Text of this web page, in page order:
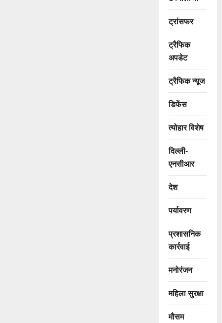
ट्रांसफर
ट्रैफिक
अपडेट
ट्रैफिक न्यूज
डिफेंस
त्योहार विशेष
दिल्ली-
एनसीआर
देश
पर्यावरण
प्रशासनिक
कार्रवाई
मनोरंजन
महिला सुरक्षा
मौसम